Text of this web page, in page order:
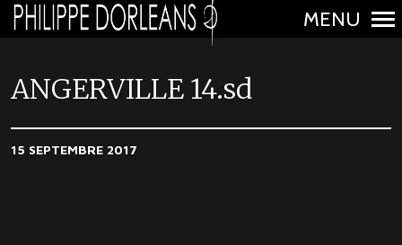
a
v
i
MENU
ANGERVILLE 14.sd
15 SEPTEMBRE 2017